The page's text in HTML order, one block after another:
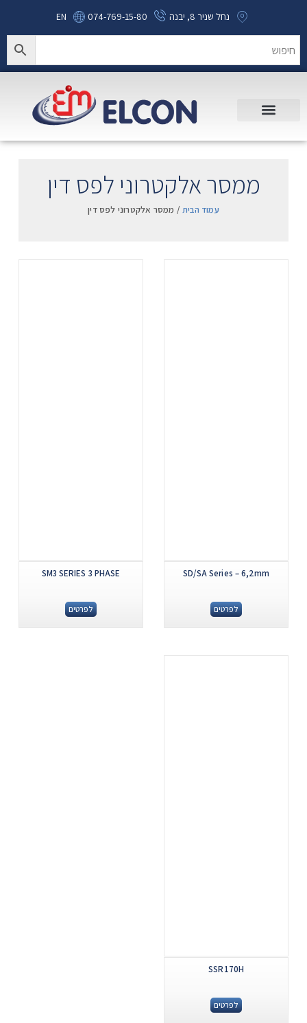
נחל שניר 8, יבנה 074-769-15-80
EN
ממסר אלקטרוני לפס דין
עמוד הבית / ממסר אלקטרוני לפס דין
SD/SA Series – 6,2mm
לפרטים
SM3 SERIES 3 PHASE
לפרטים
SSR170H
לפרטים